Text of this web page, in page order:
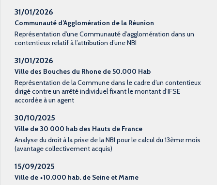
31/01/2026
Communauté d’Agglomération de la Réunion
Représentation d’une Communauté d’agglomération dans un
contentieux relatif à l’attribution d’une NBI
31/01/2026
Ville des Bouches du Rhone de 50.000 Hab
Représentation de la Commune dans le cadre d’un contentieux
dirigé contre un arrêté individuel fixant le montant d’IFSE
accordée à un agent
30/10/2025
Ville de 30 000 hab des Hauts de France
Analyse du droit à la prise de la NBI pour le calcul du 13ème mois
(avantage collectivement acquis)
15/09/2025
Ville de +10.000 hab. de Seine et Marne